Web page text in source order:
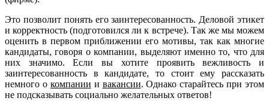
Это позволит понять его заинтересованность. Деловой этикет
и корректность (подготовился ли к встрече). Так же мы можем
оценить в первом приближении его мотивы, так как многие
кандидаты, говоря о компании, выделяют именно то, что для
них значимо. Если вы хотите проявить вежливость и
заинтересованность в кандидате, то стоит ему рассказать
немного о компании и вакансии. Однако старайтесь при этом
не подсказывать социально желательных ответов!